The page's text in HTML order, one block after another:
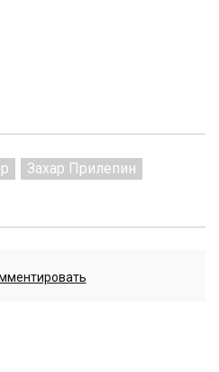
Захар Прилепин